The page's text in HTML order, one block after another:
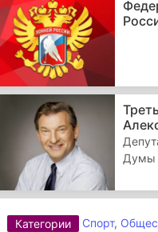
Думы
Категории Спорт,